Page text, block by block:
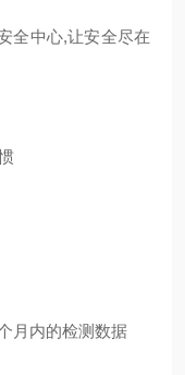
全中心,让安全尽在
月内的检测数据